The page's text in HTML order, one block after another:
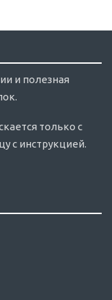
и полезная
только с
с инструкцией.